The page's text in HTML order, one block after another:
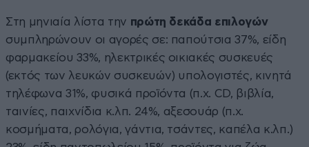
Στη μηνιαία λίστα την πρώτη δεκάδα επιλογών
συμπληρώνουν οι αγορές σε: παπούτσια 37%, είδη
φαρμακείου 33%, ηλεκτρικές οικιακές συσκευές
(εκτός των λευκών συσκευών) υπολογιστές, κινητά
τηλέφωνα 31%, φυσικά προϊόντα (π.χ. CD, βιβλία,
ταινίες, παιχνίδια κ.λπ. 24%, αξεσουάρ (π.χ.
κοσμήματα, ρολόγια, γάντια, τσάντες, καπέλα κ.λπ.)